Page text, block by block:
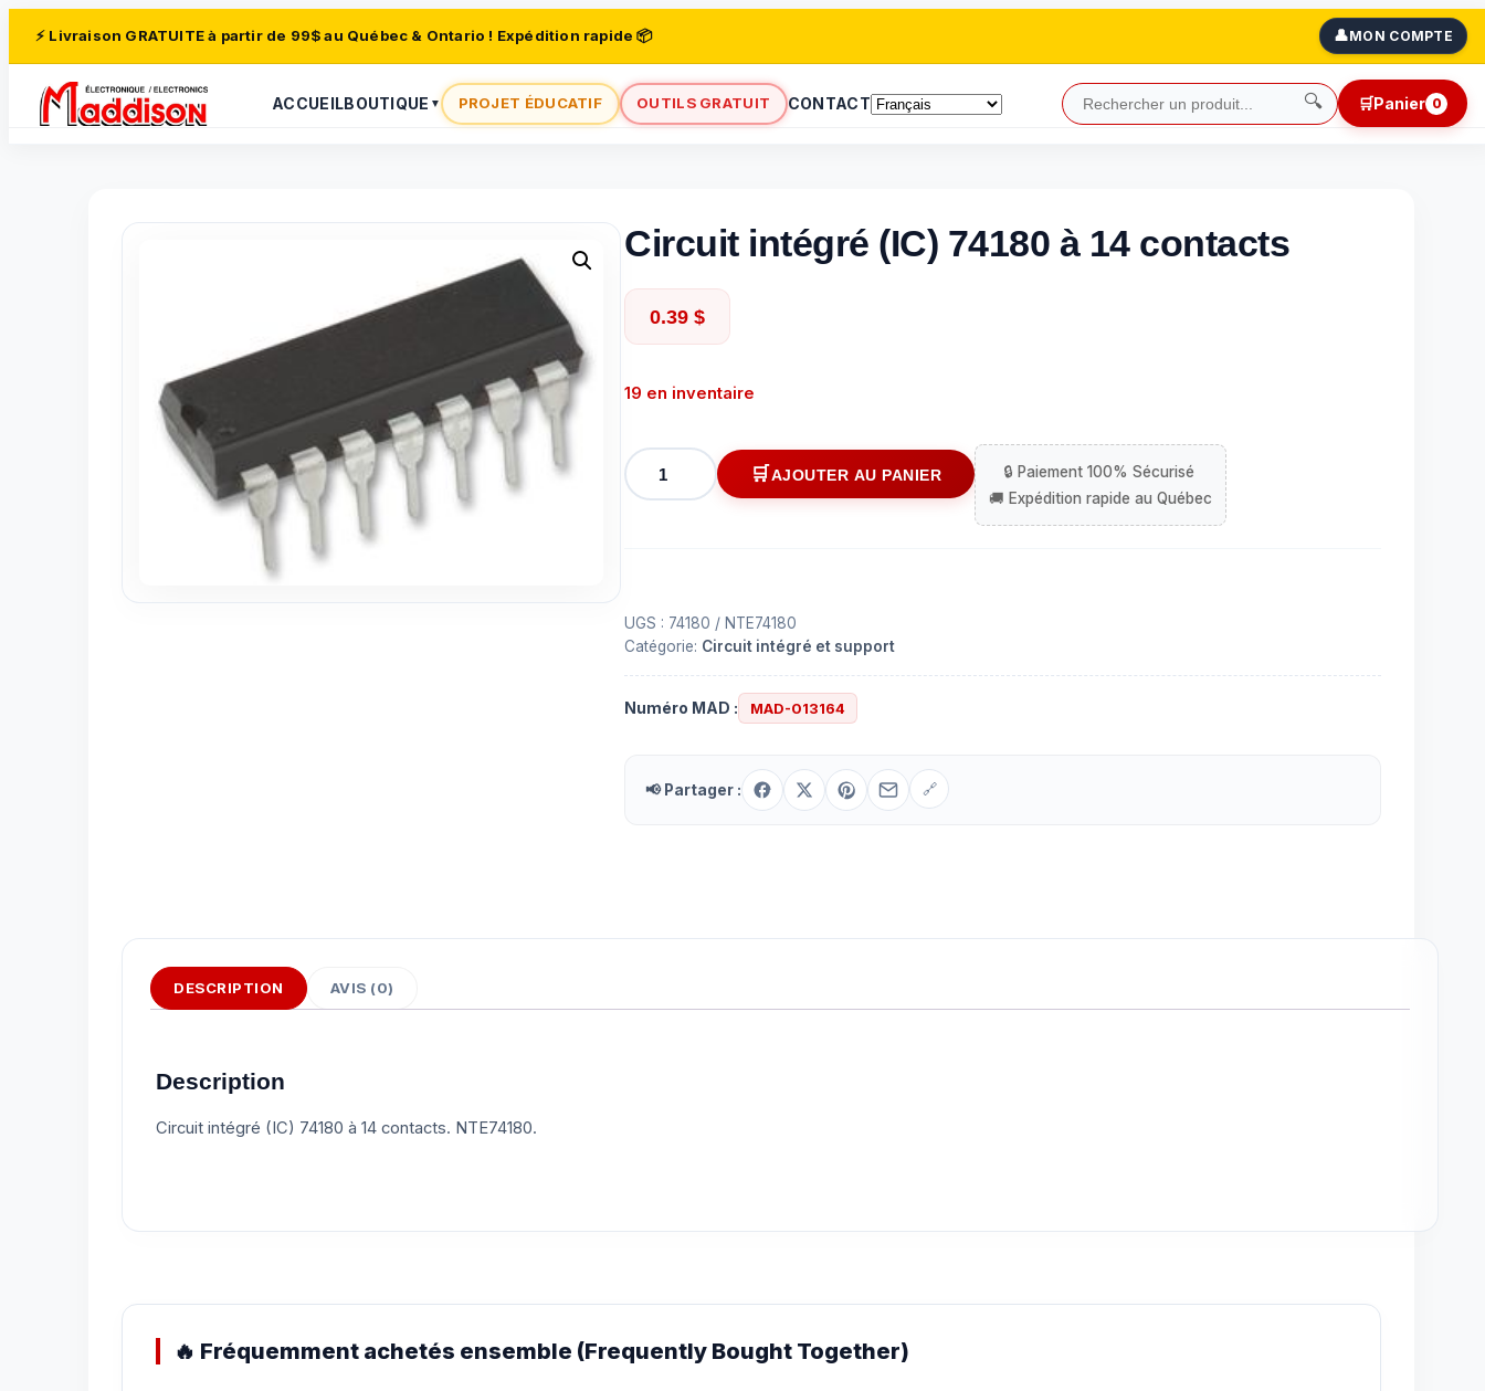
⚡ Livraison GRATUITE à partir de 99$ au Québec & Ontario ! Expédition rapide 📦 👤MON COMPTE
ACCUEILBOUTIQUE ▼ PROJET ÉDUCATIF OUTILS GRATUIT CONTACT 🔍 🛒Panier 0
Circuit intégré (IC) 74180 à 14 contacts
0.39 $
19 en inventaire
quantité
de
à
14
contacts
AJOUTER AU PANIER
UGS : 74180 / NTE74180
Catégorie: Circuit intégré et support
Numéro MAD : MAD-013164
📢 Partager : 🔗
DESCRIPTION AVIS (0)
Description
Circuit intégré (IC) 74180 à 14 contacts. NTE74180.
🔥 Fréquemment achetés ensemble (Frequently Bought Together)